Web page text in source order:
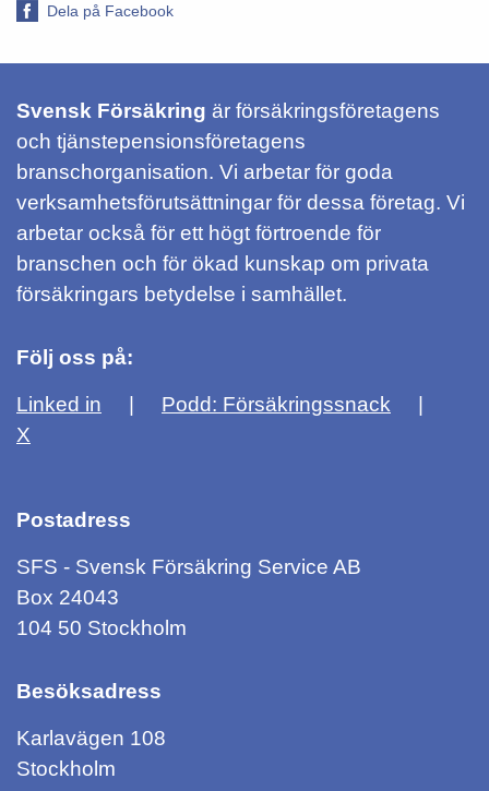
Dela på Facebook
Svensk Försäkring är försäkringsföretagens
och tjänstepensionsföretagens
branschorganisation. Vi arbetar för goda
verksamhetsförutsättningar för dessa företag. Vi
arbetar också för ett högt förtroende för
branschen och för ökad kunskap om privata
försäkringars betydelse i samhället.
Följ oss på:
Linked in
Podd: Försäkringssnack
X
Postadress
SFS - Svensk Försäkring Service AB
Box 24043
104 50 Stockholm
Besöksadress
Karlavägen 108
Stockholm